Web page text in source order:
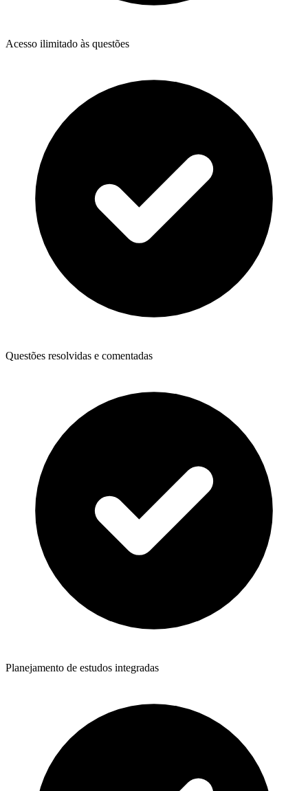
Acesso ilimitado às questões
Questões resolvidas e comentadas
Planejamento de estudos integradas